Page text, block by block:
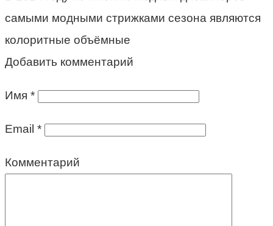
самыми модными стрижками сезона являются
колоритные объёмные
Добавить комментарий
Имя *
Email *
Комментарий